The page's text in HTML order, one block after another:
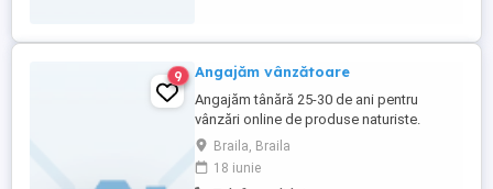
9 Angajăm vânzătoare
Angajăm tânără 25-30 de ani pentru
vânzări online de produse naturiste.
Așteptăm CV și foto pe email
Braila, Braila
18 iunie